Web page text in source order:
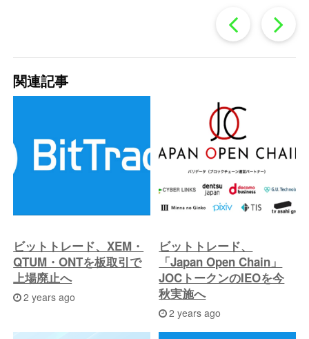
過
去
投
稿
へ
関連記事
ビットトレード、XEM・
QTUM・ONTを板取引で
上場廃止へ
2 years ago
ビットトレード、
「Japan Open Chain」
JOCトークンのIEOを今
秋実施へ
2 years ago